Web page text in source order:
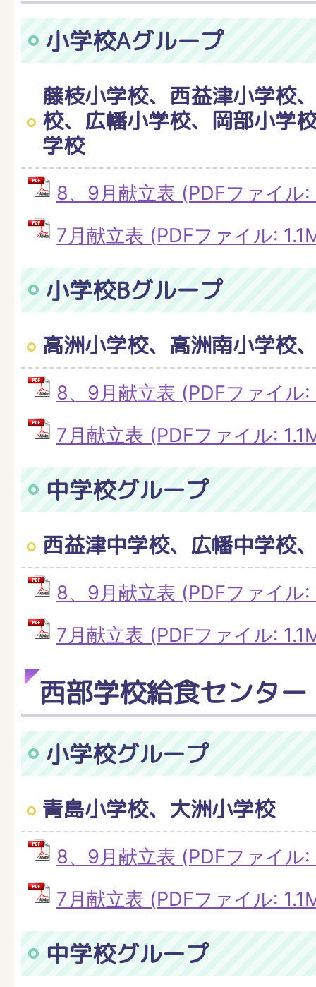
小学校Aグループ
藤枝小学校、西益津小学校
校、広幡小学校、岡部小学
学校
8、9月献立表 (PDFファイル:
7月献立表 (PDFファイル:
小学校Bグループ
高洲小学校、高洲南小学校
8、9月献立表 (PDFファイル:
7月献立表 (PDFファイル:
中学校グループ
西益津中学校、広幡中学校
8、9月献立表 (PDFファイル
7月献立表 (PDFファイル:
西部学校給食センター
小学校グループ
青島小学校、大洲小学校
8、9月献立表 (PDFファイル
7月献立表 (PDFファイル:
中学校グループ